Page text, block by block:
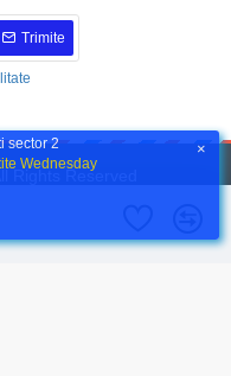
Trimite
Rights Reserved
sector 2
Wednesday
×